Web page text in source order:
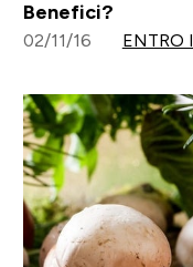
Benefici?
02/11/16 ENTRO